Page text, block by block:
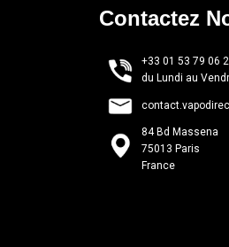
Contactez
+33 01 53 79 06
du Lundi au
84 Bd Massena
75013 Paris
France